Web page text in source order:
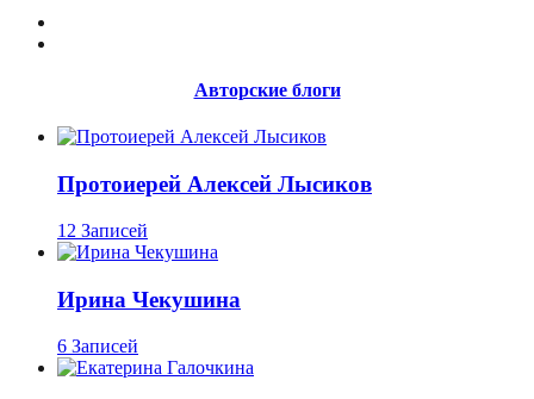
Авторские блоги
Протоиерей Алексей Лысиков
12 Записей
Ирина Чекушина
6 Записей